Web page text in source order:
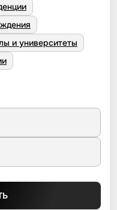
и университеты